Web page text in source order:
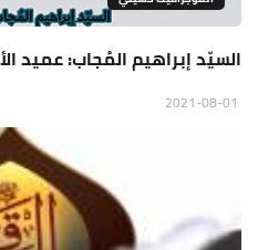
السيّد إبراهيم المُجاب: عميد